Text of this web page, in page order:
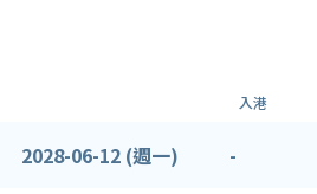
入港
2028-06-12 (週一) -